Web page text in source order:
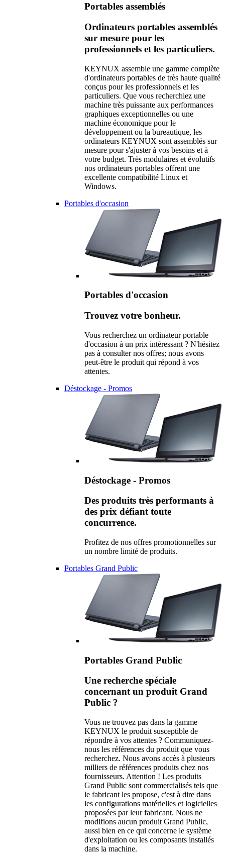
Portables assemblés
Ordinateurs portables assemblés
sur mesure pour les
professionnels et les particuliers.
KEYNUX assemble une gamme complète
d'ordinateurs portables de très haute qualité
conçus pour les professionnels et les
particuliers. Que vous recherchiez une
machine très puissante aux performances
graphiques exceptionnelles ou une
machine économique pour le
développement ou la bureautique, les
ordinateurs KEYNUX sont assemblés sur
mesure pour s'ajuster à vos besoins et à
votre budget. Très modulaires et évolutifs
nos ordinateurs portables offrent une
excellente compatibilité Linux et
Windows.
Portables d'occasion
Portables d'occasion
Trouvez votre bonheur.
Vous recherchez un ordinateur portable
d'occasion à un prix intéressant ? N'hésitez
pas à consulter nos offres; nous avons
peut-être le produit qui répond à vos
attentes.
Déstockage - Promos
Déstockage - Promos
Des produits très performants à
des prix défiant toute
concurrence.
Profitez de nos offres promotionnelles sur
un nombre limité de produits.
Portables Grand Public
Portables Grand Public
Une recherche spéciale
concernant un produit Grand
Public ?
Vous ne trouvez pas dans la gamme
KEYNUX le produit susceptible de
répondre à vos attentes ? Communiquez-
nous les références du produit que vous
recherchez. Nous avons accès à plusieurs
milliers de références produits chez nos
fournisseurs. Attention ! Les produits
Grand Public sont commercialisés tels que
le fabricant les propose, c'est à dire dans
les configurations matérielles et logicielles
proposées par leur fabricant. Nous ne
modifions aucun produit Grand Public,
aussi bien en ce qui concerne le système
d'exploitation ou les composants installés
dans la machine.